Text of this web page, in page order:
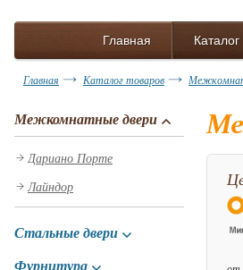
Главная
Главная Каталог товаров
Межкомнатные двери
Дариано Порте
Лайндор
Стальные двери
Фурнитура